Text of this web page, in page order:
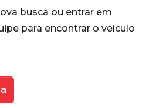
busca ou entrar em
para encontrar o veículo